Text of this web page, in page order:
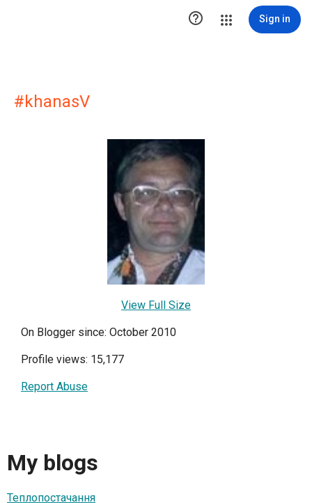
 Sign in
#khanasV
View Full Size
On Blogger since: October 2010
Profile views: 15,177
Report Abuse
My blogs
Теплопостачання